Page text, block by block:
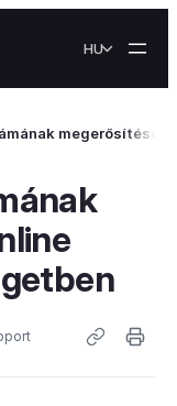
HU
megerősítése